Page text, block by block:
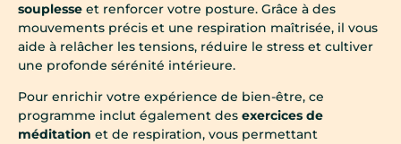
souplesse et renforcer votre posture. Grâce à des
mouvements précis et une respiration maîtrisée, il vous
aide à relâcher les tensions, réduire le stress et cultiver
une profonde sérénité intérieure.
Pour enrichir votre expérience de bien-être, ce
programme inclut également des exercices de
méditation et de respiration, vous permettant